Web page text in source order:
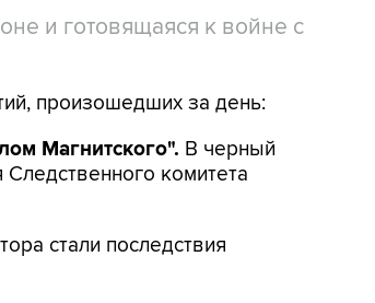
и готовящаяся к войне с
произошедших за день:
Магнитского". В черный
комитета
стали последствия